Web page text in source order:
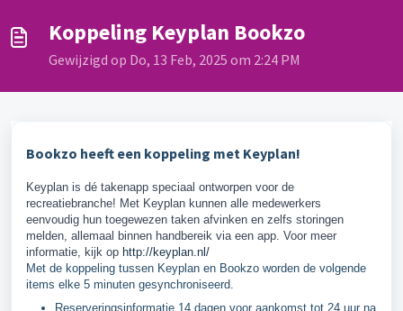
Koppeling Keyplan Bookzo
Gewijzigd op Do, 13 Feb, 2025 om 2:24 PM
Bookzo heeft een koppeling met Keyplan!
Keypl an is dé takenapp speciaal ontworpen voor de
recreatiebranche! Met Keyplan kunnen alle medewerkers
eenvoudig hun toegewezen taken afvinken en zelfs storingen
melden, allemaal binnen handbereik via een app. Voor meer
informatie, kijk op http://keyplan.nl/
Met de koppeling tussen Keyplan en Bookzo worden de volgende
items elke 5 minuten gesynchroniseerd.
Reserveringsinformatie 14 dagen voor aankomst tot 24 uur na